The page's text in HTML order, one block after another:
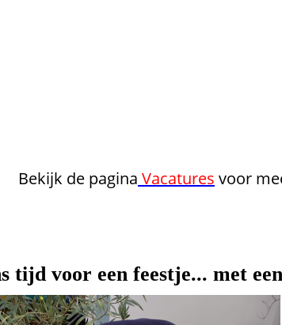
Bekijk de pagina Vacatures voor
tijd voor een feestje... met een